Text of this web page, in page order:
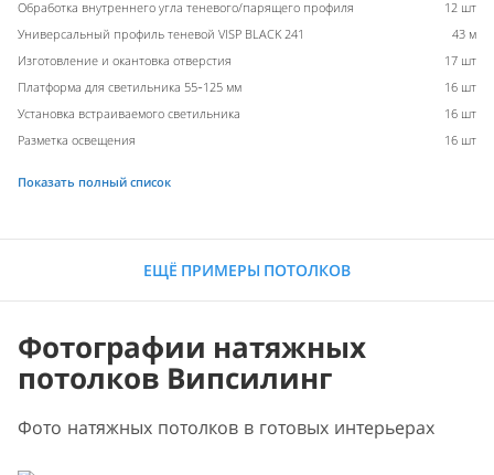
Обработка внутреннего угла теневого/парящего профиля
12 шт
Универсальный профиль теневой VISP BLACK 241
43 м
Изготовление и окантовка отверстия
17 шт
Платформа для светильника 55-125 мм
16 шт
Установка встраиваемого светильника
16 шт
Разметка освещения
16 шт
Показать полный список
ЕЩЁ ПРИМЕРЫ ПОТОЛКОВ
Фотографии натяжных
потолков Випсилинг
Фото натяжных потолков в готовых интерьерах